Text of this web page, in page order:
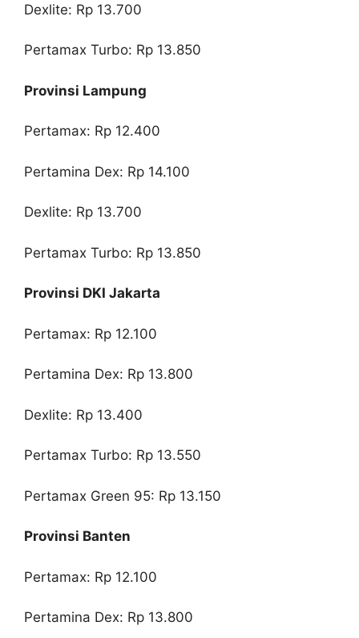
Dexlite: Rp 13.700
Pertamax Turbo: Rp 13.850
Provinsi Lampung
Pertamax: Rp 12.400
Pertamina Dex: Rp 14.100
Dexlite: Rp 13.700
Pertamax Turbo: Rp 13.850
Provinsi DKI Jakarta
Pertamax: Rp 12.100
Pertamina Dex: Rp 13.800
Dexlite: Rp 13.400
Pertamax Turbo: Rp 13.550
Pertamax Green 95: Rp 13.150
Provinsi Banten
Pertamax: Rp 12.100
Pertamina Dex: Rp 13.800